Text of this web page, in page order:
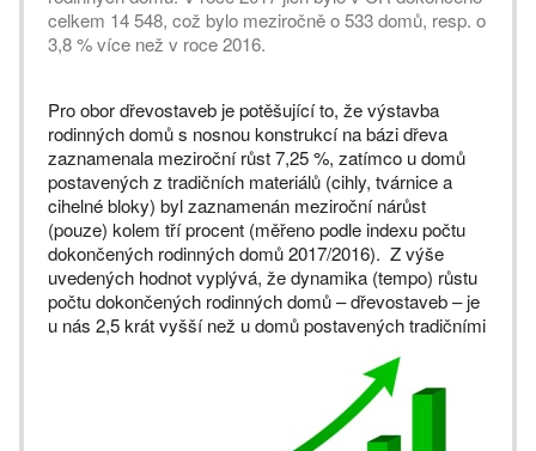
celkem 14 548, což bylo meziročně o 533 domů, resp. o
3,8 % více než v roce 2016.
Pro obor dřevostaveb je potěšující to, že výstavba
rodinných domů s nosnou konstrukcí na bázi dřeva
zaznamenala meziroční růst 7,25 %, zatímco u domů
postavených z tradičních materiálů (cihly, tvárnice a
cihelné bloky) byl zaznamenán meziroční nárůst
(pouze) kolem tří procent (měřeno podle indexu počtu
dokončených rodinných domů 2017/2016). Z výše
uvedených hodnot vyplývá, že dynamika (tempo) růstu
počtu dokončených rodinných domů – dřevostaveb – je
u nás 2,5 krát vyššínež u domů postavených tradičními